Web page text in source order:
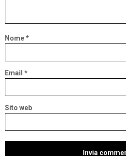
Nome*
Email *
Sito web